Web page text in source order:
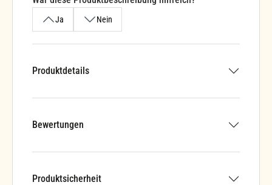
Ja Nein
Produktdetails
Bewertungen
Produktsicherheit